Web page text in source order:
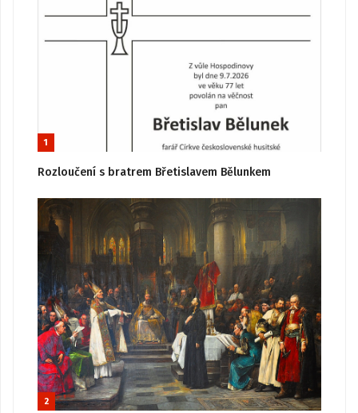
1
Rozloučení s bratrem Břetislavem Bělunkem
2